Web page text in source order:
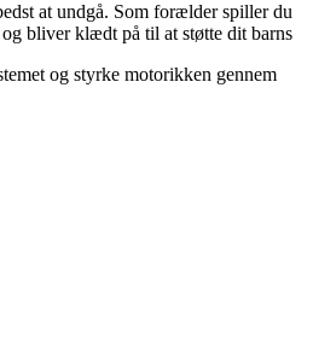
at undgå. Som forælder spiller du
bliver klædt på til at støtte dit barns
og styrke motorikken gennem